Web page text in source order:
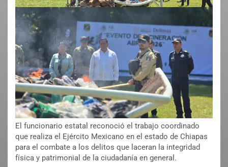
El funcionario estatal reconoció el trabajo coordinado
que realiza el Ejército Mexicano en el estado de Chiapas
para el combate a los delitos que laceran la integridad
física y patrimonial de la ciudadanía en general.